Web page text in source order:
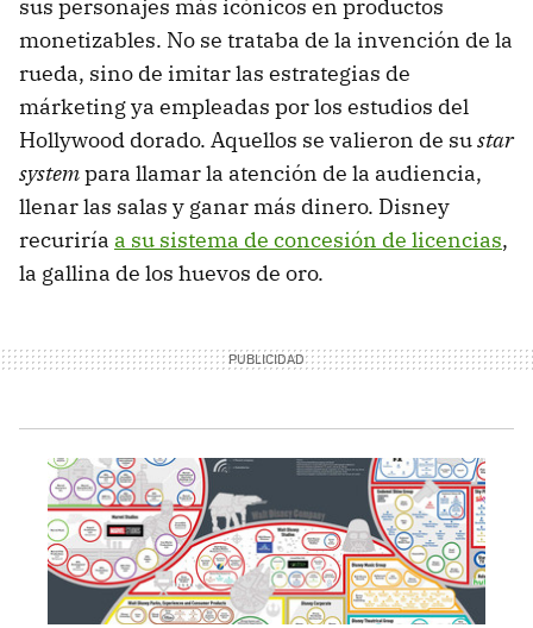
sus personajes más icónicos en productos
monetizables. No se trataba de la invención de la
rueda, sino de imitar las estrategias de
márketing ya empleadas por los estudios del
Hollywood dorado. Aquellos se valieron de sustar
systempara llamar la atención de la audiencia,
llenar las salas y ganar más dinero. Disney
recuriría a su sistema de concesión de licencias,
la gallina de los huevos de oro.